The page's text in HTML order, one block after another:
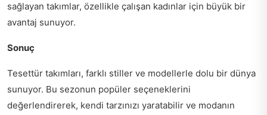
sağlayan takımlar, özellikle çalışan kadınlar için büyük bir
avantaj sunuyor.
Sonuç
Tesettür takımları, farklı stiller ve modellerle dolu bir dünya
sunuyor. Bu sezonun popüler seçeneklerini
değerlendirerek, kendi tarzınızı yaratabilir ve modanın